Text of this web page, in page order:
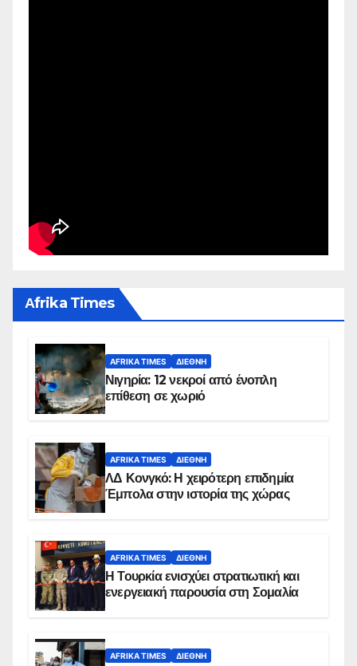
Αfrika Times
AFRIKA TIMES ΔΙΕΘΝΉ
Νιγηρία: 12 νεκροί από ένοπλη
επίθεση σε χωριό
AFRIKA TIMES ΔΙΕΘΝΉ
ΛΔ Κονγκό: Η χειρότερη επιδημία
Έμπολα στην ιστορία της χώρας
AFRIKA TIMES ΔΙΕΘΝΉ
Η Τουρκία ενισχύει στρατιωτική και
ενεργειακή παρουσία στη Σομαλία
AFRIKA TIMES ΔΙΕΘΝΉ